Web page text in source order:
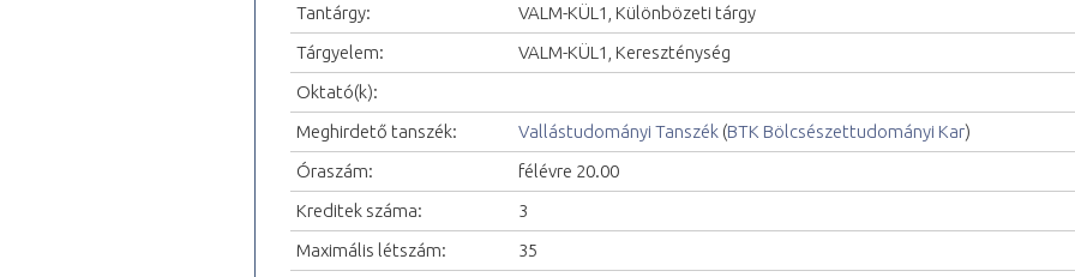
Tantárgy:
VALM-KÜL1, Különbözeti tárgy
Tárgyelem:
VALM-KÜL1, Kereszténység
Oktató(k):
Meghirdető tanszék:
Vallástudományi Tanszék (BTK Bölcsészettudományi Kar)
Óraszám:
félévre 20.00
Kreditek száma:
3
Maximális létszám:
35